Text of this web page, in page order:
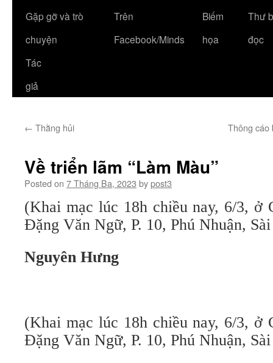
Gặp gỡ và trò
chuyện
Trên
Facebook/Minds
Biếm
họa
Thư
đọc
Tác
giả
← Thằng hủi Thông cáo
Về triển lãm “Làm Màu”
Posted on 7 Tháng Ba, 2023 bypost3
(Khai mạc lúc 18h chiều nay, 6/3, ở
Đặng Văn Ngữ, P. 10, Phú Nhuận,
Nguyên Hưng
(Khai mạc lúc 18h chiều nay, 6/3, ở
Đặng Văn Ngữ, P. 10, Phú Nhuận,